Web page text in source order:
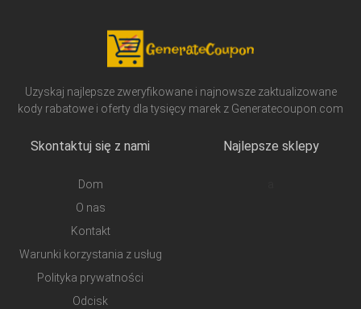
Uzyskaj najlepsze zweryfikowane i najnowsze zaktualizowane
kody rabatowe i oferty dla tysięcy marek z Generatecoupon.com
Skontaktuj się z nami
Dom
O nas
Kontakt
Warunki korzystania z usług
Polityka prywatności
Odcisk
Najlepsze sklepy